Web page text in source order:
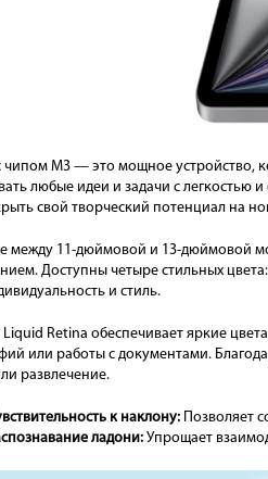
чипом M3 — это мощное устройство,
любые идеи и задачи с легкостью
свой творческий потенциал на
между 11-дюймовой и 13-дюймовой
Доступны четыре стильных
и стиль.
Retina обеспечивает яркие
или работы с документами.
развлечение.
к наклону: Позволяет
ладони: Упрощает